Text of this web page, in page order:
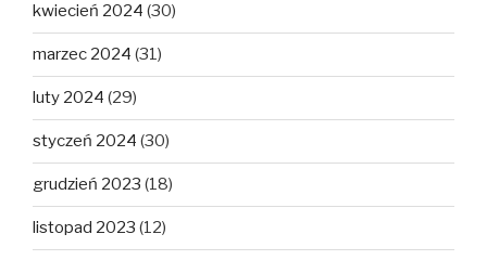
kwiecień 2024 (30)
marzec 2024 (31)
luty 2024 (29)
styczeń 2024 (30)
grudzień 2023 (18)
listopad 2023 (12)